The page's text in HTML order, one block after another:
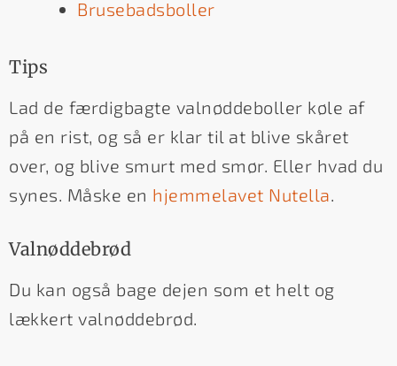
Brusebadsboller
Tips
Lad de færdigbagte valnøddeboller køle af
på en rist, og så er klar til at blive skåret
over, og blive smurt med smør. Eller hvad du
synes. Måske en hjemmelavet Nutella
Valnøddebrød
Du kan også bage dejen som et helt og
lækkert valnøddebrød.